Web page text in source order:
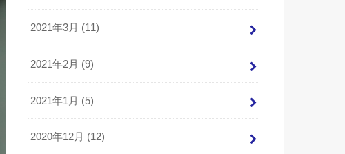
2021年3月 (11)
2021年2月 (9)
2021年1月 (5)
2020年12月 (12)